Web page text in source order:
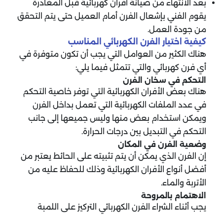
بعد الانتهاء من صيانة أفران كهربائية قبل المغادرة
يقوم الفني بإشعال الفرن أمام العميل حتى يتم التحقق
من جودة العمل.
كيفية اختيار الفرن الكهربائي المناسب
هناك الكثير من العوامل التي يجب أن تكون متوفرة في
أي فرن كهربائي والتي تتمثل فيما يلي:
التحكم في سخان الفرن
هناك بعض الأفران الكهربائية التي توفر خاصية التحكم
في عدد الملفات الكهربائية التي تعمل بداخل الفرن
ويمكن استخدام بعض منها وليس جميعها إلى جانب
التحكم في التبديل بين درجات الحرارة.
وضعية الفرن في المكان
إن الفرن الذي يمكن أن يتم تثبيته على الحائط يعتبر من
أفضل أنواع الأفران الكهربائية وذلك للحفاظ عليه من
الأتربة والماء.
الاهتمام بالمروحة
يجب أثناء الشراء الفرن الكهربائي التركيز على اللمبة